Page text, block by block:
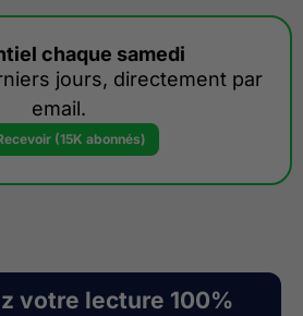
chaque samedi
jours, directement par
email.
(15K abonnés)
votre lecture 100%